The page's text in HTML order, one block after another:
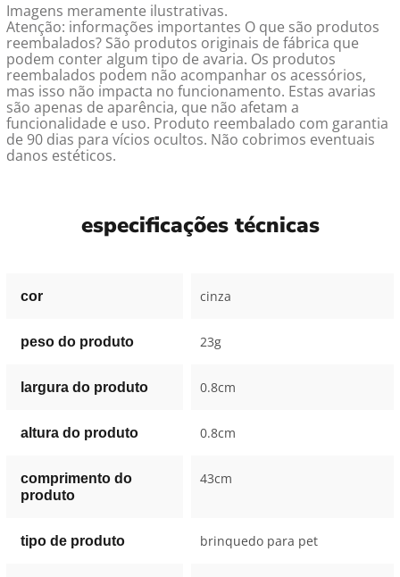
Imagens meramente ilustrativas.
Atenção: informações importantes O que são produtos
reembalados? São produtos originais de fábrica que
podem conter algum tipo de avaria. Os produtos
reembalados podem não acompanhar os acessórios,
mas isso não impacta no funcionamento. Estas avarias
são apenas de aparência, que não afetam a
funcionalidade e uso. Produto reembalado com garantia
de 90 dias para vícios ocultos. Não cobrimos eventuais
danos estéticos.
especificações técnicas
cor cinza
peso do produto 23g
largura do produto 0.8cm
altura do produto 0.8cm
comprimento do
produto
43cm
tipo de produto brinquedo para pet